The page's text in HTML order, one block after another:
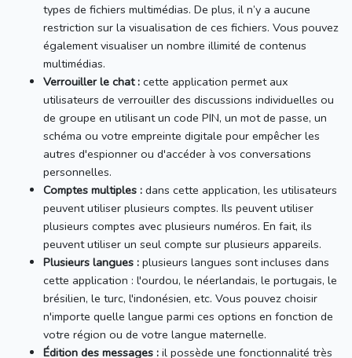
types de fichiers multimédias. De plus, il n’y a aucune
restriction sur la visualisation de ces fichiers. Vous pouvez
également visualiser un nombre illimité de contenus
multimédias.
Verrouiller le chat : cette application permet aux
utilisateurs de verrouiller des discussions individuelles ou
de groupe en utilisant un code PIN, un mot de passe, un
schéma ou votre empreinte digitale pour empêcher les
autres d'espionner ou d'accéder à vos conversations
personnelles.
Comptes multiples : dans cette application, les utilisateurs
peuvent utiliser plusieurs comptes. Ils peuvent utiliser
plusieurs comptes avec plusieurs numéros. En fait, ils
peuvent utiliser un seul compte sur plusieurs appareils.
Plusieurs langues : plusieurs langues sont incluses dans
cette application : l'ourdou, le néerlandais, le portugais, le
brésilien, le turc, l'indonésien, etc. Vous pouvez choisir
n'importe quelle langue parmi ces options en fonction de
votre région ou de votre langue maternelle.
Édition des messages : il possède une fonctionnalité très